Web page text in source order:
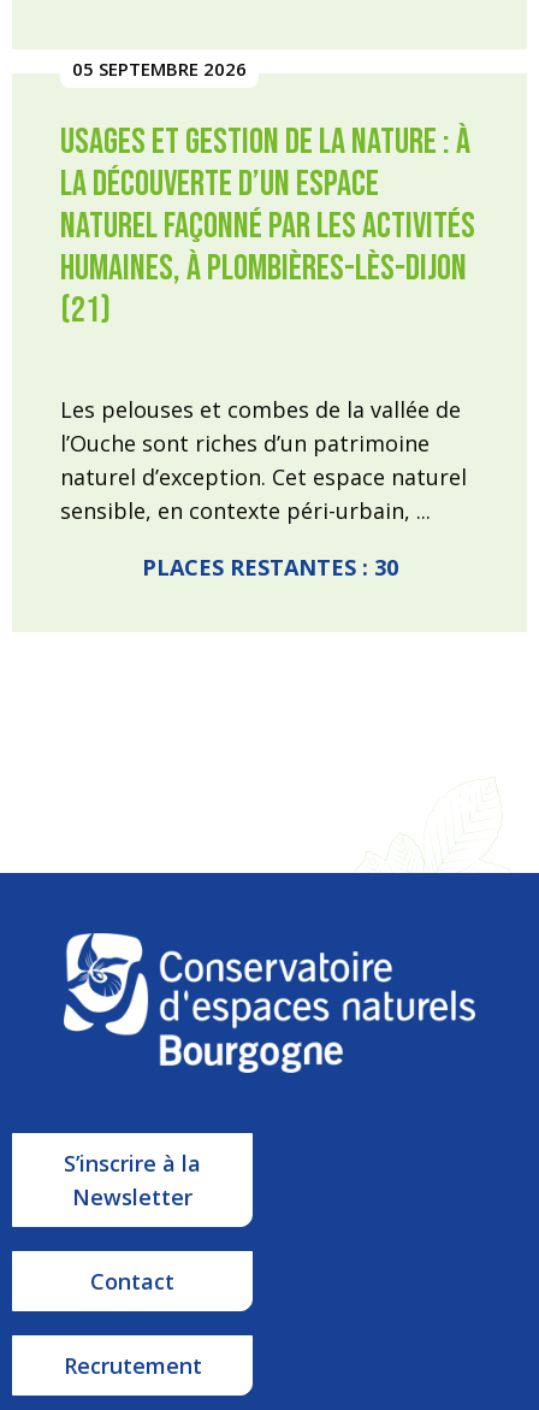
05 SEPTEMBRE 2026
Usages et gestion de la nature : à
la découverte d’un espace
naturel façonné par les activités
humaines, à Plombières-lès-Dijon
(21)
Les pelouses et combes de la vallée de
l’Ouche sont riches d’un patrimoine
naturel d’exception. Cet espace naturel
sensible, en contexte péri-urbain, ...
PLACES RESTANTES : 30
S’inscrire à la
Newsletter
Contact
Recrutement